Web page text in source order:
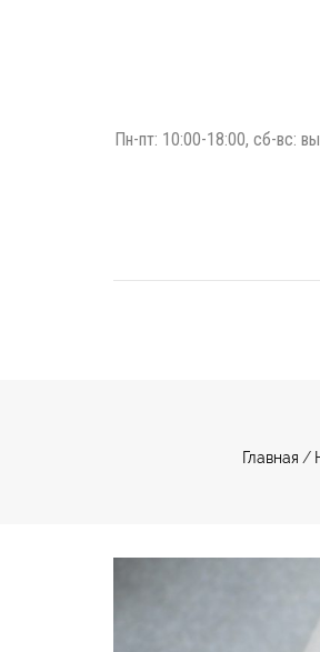
Пн-пт: 10:00-18:00, сб-вс:
Главная /